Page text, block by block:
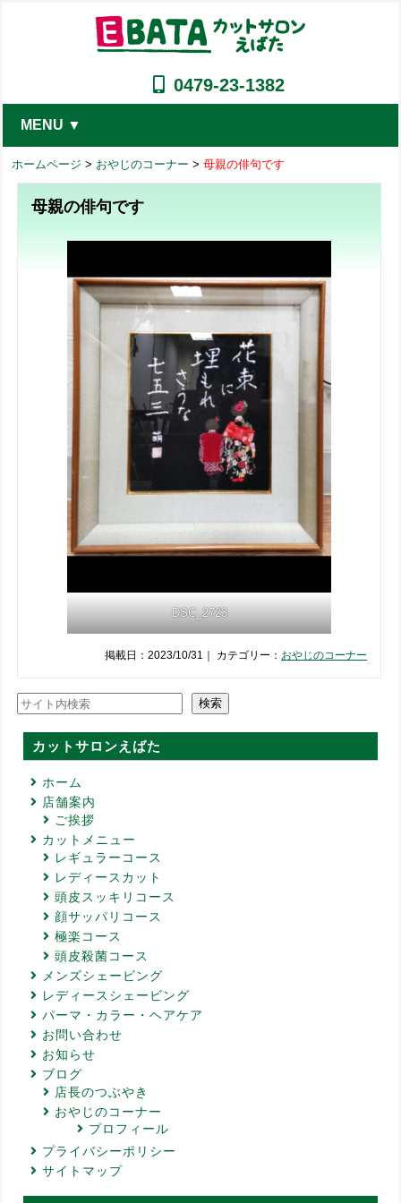
0479-23-1382
MENU ▼
ホームページ > おやじのコーナー > 母親の俳句です
母親の俳句です
DSC_2723
掲載日：2023/10/31｜ カテゴリー： おやじのコーナー
検索 検索
カットサロンえばた
ホーム
店舗案内
ご挨拶
カットメニュー
レギュラーコース
レディースカット
頭皮スッキリコース
顔サッパリコース
極楽コース
頭皮殺菌コース
メンズシェービング
レディースシェービング
パーマ・カラー・ヘアケア
お問い合わせ
お知らせ
ブログ
店長のつぶやき
おやじのコーナー
プロフィール
プライバシーポリシー
サイトマップ